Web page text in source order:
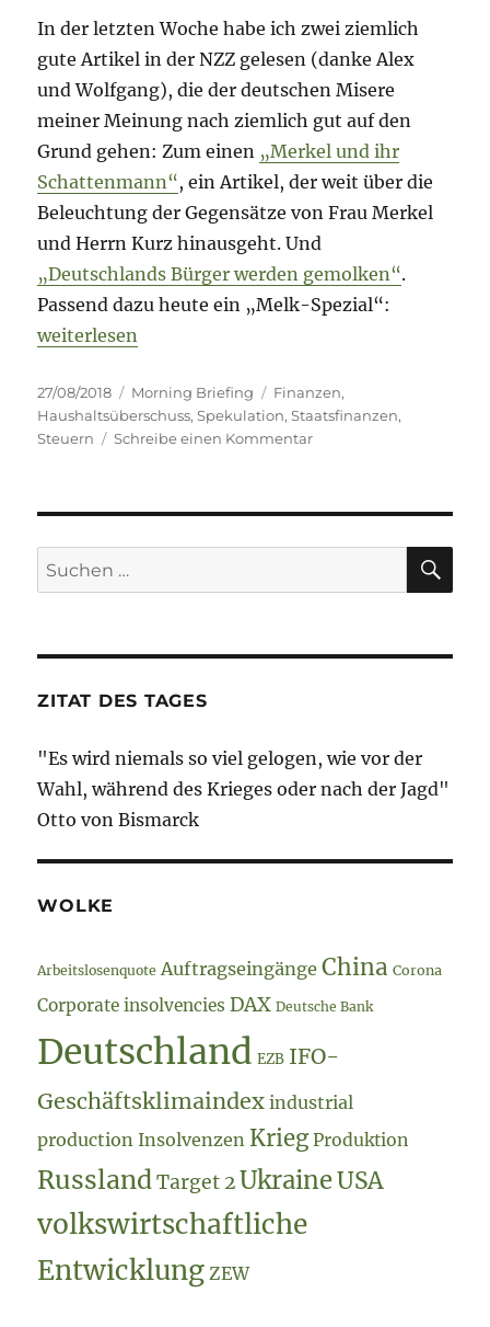
In der letzten Woche habe ich zwei ziemlich
gute Artikel in der NZZ gelesen (danke Alex
und Wolfgang), die der deutschen Misere
meiner Meinung nach ziemlich gut auf den
Grund gehen: Zum einen „Merkel und ihr
Schattenmann“, ein Artikel, der weit über die
Beleuchtung der Gegensätze von Frau Merkel
und Herrn Kurz hinausgeht. Und
„Deutschlands Bürger werden gemolken“.
Passend dazu heute ein „Melk-Spezial“:
„Morning Briefing – 27. August 2018 –
weiterlesen
Veröffentlicht
am
27/08/2018 Kategorien
Morning Briefing Schlagwörter
Finanzen,
Haushaltsüberschuss,Spekulation,Staatsfinanzen,
Steuern
Schreibe einen Kommentarzu
August
–
Finanzspekulation
Suche
nach:
ZITAT DES TAGES
"Es wird niemals so viel gelogen, wie vor der
Wahl, während des Krieges oder nach der Jagd"
Otto von Bismarck
WOLKE
Arbeitslosenquote Auftragseingänge China Corona
Corporate insolvencies DAX Deutsche Bank
Deutschland EZB IFO-
Geschäftsklimaindex industrial
production Insolvenzen Krieg Produktion
Russland Target 2 Ukraine USA
volkswirtschaftliche
Entwicklung ZEW